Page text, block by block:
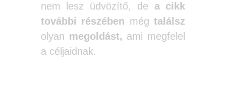
nem lesz üdvözítő, de a cikk
további részében mégtalálsz
olyan megoldást, ami megfelel
a céljaidnak.